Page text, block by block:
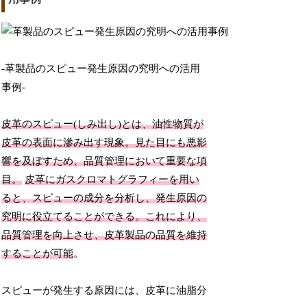
-革製品のスピュー発生原因の究明への活用
事例-
皮革のスピュー(しみ出し)とは、油性物質が
皮革の表面に滲み出す現象。見た目にも悪影
響を及ぼすため、品質管理において重要な項
目。 皮革にガスクロマトグラフィーを用い
ると、スピューの成分を分析し、発生原因の
究明に役立てることができる。これにより、
品質管理を向上させ、皮革製品の品質を維持
することが可能。
スピューが発生する原因には、皮革に油脂分